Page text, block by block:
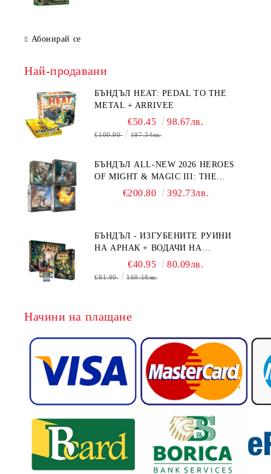
Абонирай се
Най-продавани
БЪНДЪЛ HEAT: PEDAL TO THE
METAL + ARRIVEE
€50.45 98.67лв.
€100.90 197.34лв.
БЪНДЪЛ ALL-NEW 2026 HEROES
OF MIGHT & MAGIC III: THE
BOARD GAME EXPANSIONS -
€200.80 392.73лв.
БЪНДЪЛ - ИЗГУБЕНИТЕ РУИНИ
НА АРНАК + ВОДАЧИ НА
ЕКСПЕДИЦИИ + ПРОМО КАРТИ
БЕЗПЛАТНО
€40.95 80.09лв.
€81.90 160.18лв.
Начини на плащане